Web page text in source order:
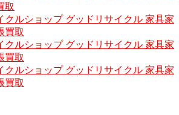
取
クルショップ グッドリサイクル 家具家
買取
クルショップ グッドリサイクル 家具家
買取
クルショップ グッドリサイクル 家具家
買取